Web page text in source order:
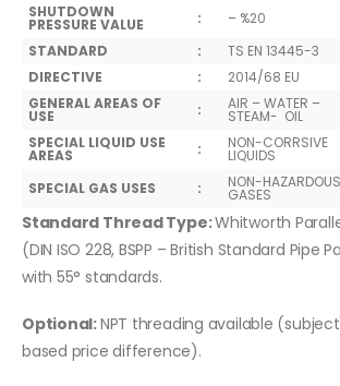
SHUTDOWN
PRESSURE VALUE :
– %20
STANDARD
:
TS EN 13445-3
DIRECTIVE
:
2014/68 EU
GENERAL AREAS OF
USE : AIR – WATER –
STEAM- OIL
SPECIAL LIQUID USE
AREAS : NON-CORRSIVE
LIQUIDS
SPECIAL GAS USES
: NON-HAZARDOUS
GASES
Standard Thread Type:Whitworth
(DIN ISO 228, BSPP – British Standard Pipe
with 55° standards.
Optional:NPT threading available
based price difference).